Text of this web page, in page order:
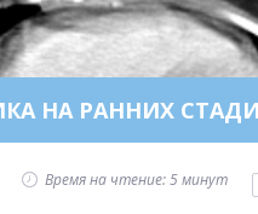
НА РАННИХ
Время на чтение: 5 минут